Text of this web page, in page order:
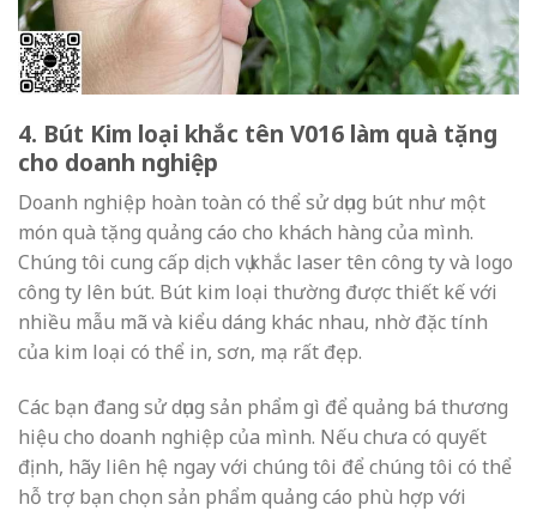
4. Bút Kim loại khắc tên V016 làm quà tặng
cho doanh nghiệp
Doanh nghiệp hoàn toàn có thể sử dụng bút như một
món quà tặng quảng cáo cho khách hàng của mình.
Chúng tôi cung cấp dịch vụ khắc laser tên công ty và logo
công ty lên bút. Bút kim loại thường được thiết kế với
nhiều mẫu mã và kiểu dáng khác nhau, nhờ đặc tính
của kim loại có thể in, sơn, mạ rất đẹp.
Các bạn đang sử dụng sản phẩm gì để quảng bá thương
hiệu cho doanh nghiệp của mình. Nếu chưa có quyết
định, hãy liên hệ ngay với chúng tôi để chúng tôi có thể
hỗ trợ bạn chọn sản phẩm quảng cáo phù hợp với